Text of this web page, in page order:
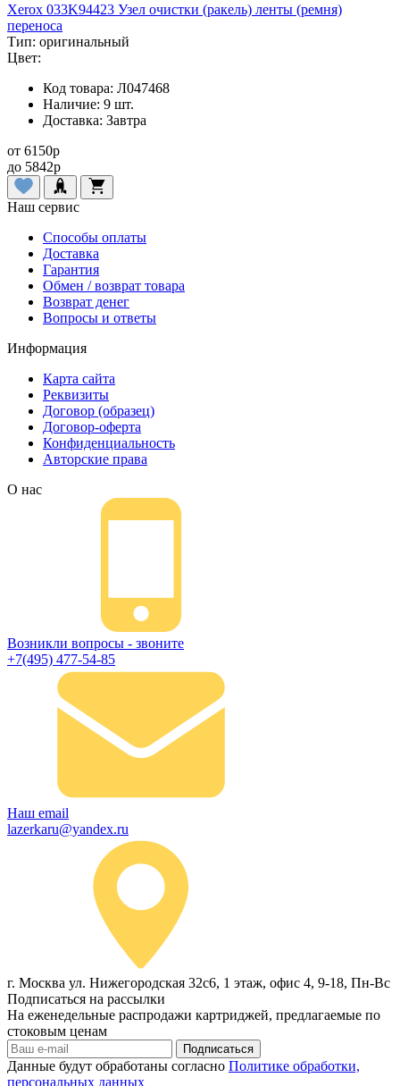
Xerox 033K94423 Узел очистки (ракель) ленты (ремня)
переноса
Тип: оригинальный
Цвет:
Код товара: Л047468
Наличие: 9 шт.
Доставка: Завтра
от 6150p
до 5842p
Наш сервис
Способы оплаты
Доставка
Гарантия
Обмен / возврат товара
Возврат денег
Вопросы и ответы
Информация
Карта сайта
Реквизиты
Договор (образец)
Договор-оферта
Конфиденциальность
Авторские права
О нас
Возникли вопросы - звоните
+7(495) 477-54-85
Наш email
lazerkaru@yandex.ru
г. Москва ул. Нижегородская 32с6, 1 этаж, офис 4, 9-18, Пн-Вс
Подписаться на рассылки
На еженедельные распродажи картриджей, предлагаемые по
стоковым ценам
Подписаться
Данные будут обработаны согласно Политике обработки,
персональных данных